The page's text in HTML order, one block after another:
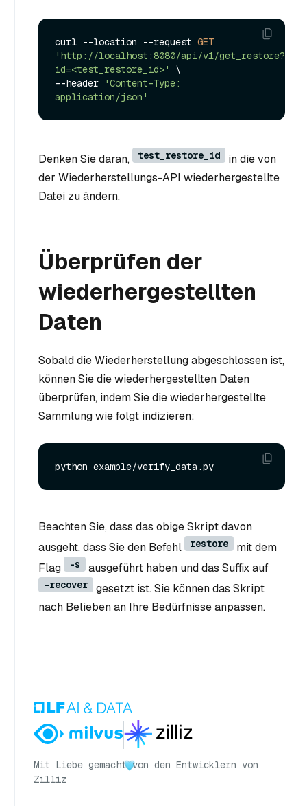
curl --location --request GET
'http://localhost:8080/api/v1/get_restore?
id=<test_restore_id>'
\
--header
'Content-Type:
application/json'
Denken Sie daran, test_restore_id
in die von
der Wiederherstellungs-API wiederhergestellte
Datei zu ändern.
Überprüfen der
wiederhergestellten
Daten
Sobald die Wiederherstellung abgeschlossen ist,
können Sie die wiederhergestellten Daten
überprüfen, indem Sie die wiederhergestellte
Sammlung wie folgt indizieren:
Beachten Sie, dass das obige Skript davon
ausgeht, dass Sie den Befehl
restore
mit dem
Flag
-s ausgeführt haben und das Suffix auf
-recover
gesetzt ist. Sie können das Skript
nach Belieben an Ihre Bedürfnisse anpassen.
Mit Liebe gemacht von den Entwicklern von
Zilliz